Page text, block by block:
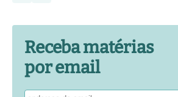
Receba matérias
por email